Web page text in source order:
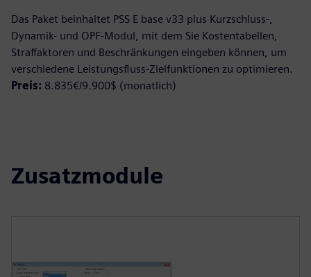
Das Paket beinhaltet PSS E base v33 plus Kurzschluss-,
Dynamik- und OPF-Modul, mit dem Sie Kostentabellen,
Straffaktoren und Beschränkungen eingeben können, um
verschiedene Leistungsfluss-Zielfunktionen zu optimieren.
Preis: 8.835€/9.900$ (monatlich)
Zusatzmodule